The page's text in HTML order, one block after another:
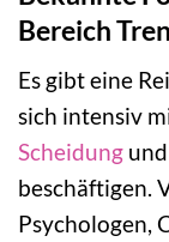
Bereich
Es gibt eine
sich intensiv
Scheidung
beschäftigen.
Psychologen,